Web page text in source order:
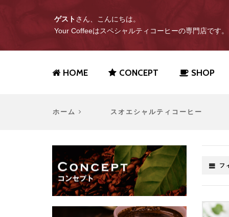
ゲストさん、こんにちは。
Your Coffeeはスペシャルティコーヒーの専門店です。
HOME CONCEPT SHOP
ホーム スオエシャルティコーヒー
フ